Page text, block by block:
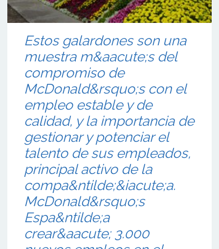
Estos galardones son una
muestra m&aacute;s del
compromiso de
McDonald&rsquo;s con el
empleo estable y de
calidad, y la importancia de
gestionar y potenciar el
talento de sus empleados,
principal activo de la
compa&ntilde;&iacute;a.
McDonald&rsquo;s
Espa&ntilde;a
crear&aacute; 3.000